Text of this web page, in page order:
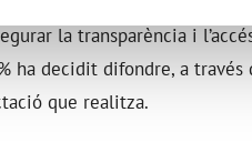
la transparència i
ha decidit difondre, a través
que realitza.